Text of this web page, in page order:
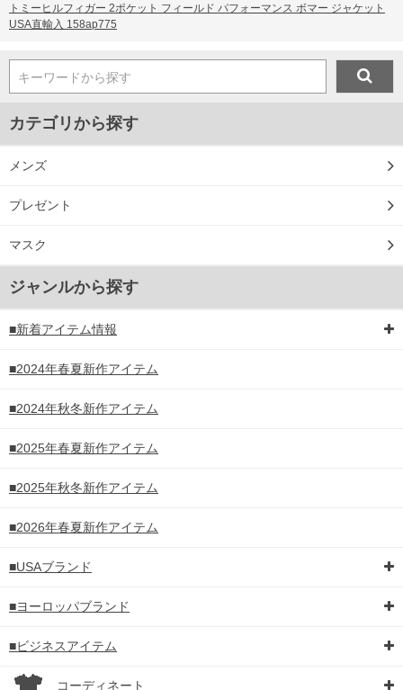
トミーヒルフィガー 2ポケット フィールド パフォーマンス ボマー ジャケット
USA直輸入 158ap775
キーワードから探す
カテゴリから探す
メンズ
プレゼント
マスク
ジャンルから探す
■新着アイテム情報
■2024年春夏新作アイテム
■2024年秋冬新作アイテム
■2025年春夏新作アイテム
■2025年秋冬新作アイテム
■2026年春夏新作アイテム
■USAブランド
■ヨーロッパブランド
■ビジネスアイテム
コーディネート